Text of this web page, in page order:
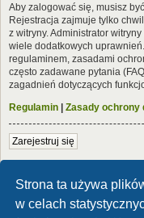
Strona ta używa
w celach
Aby zalogować się, musisz
Rejestracja zajmuje tylko
z witryny. Administrator
wiele dodatkowych
regulaminem, zasadami
często zadawane pytania
zagadnień dotyczących
Regulamin | Zasady ochrony
Zarejestruj się
Forum Dinozaury.com